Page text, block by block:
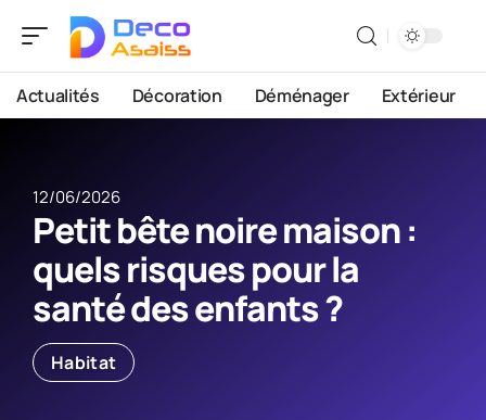
Actualités Décoration Déménager Extérieur
12/06/2026
Petit bête noire maison :
quels risques pour la
santé des enfants ?
Habitat